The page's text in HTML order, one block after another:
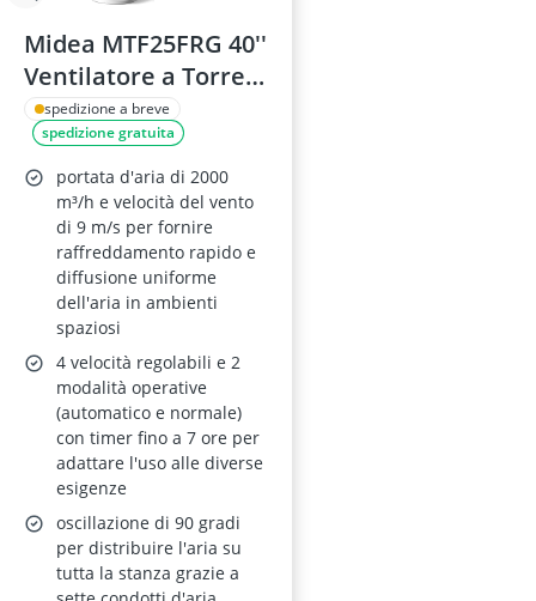
Midea MTF25FRG 40''
Ventilatore a Torre
Silenzioso, 4
velocità,
telecomando, 90°
oscillazione,
smontabile e
lavabile, bianco
spedizione a breve
spedizione gratuita
portata d'aria di 2000
m³/h e velocità del vento
di 9 m/s per fornire
raffreddamento rapido e
diffusione uniforme
dell'aria in ambienti
spaziosi
4 velocità regolabili e 2
modalità operative
(automatico e normale)
con timer fino a 7 ore per
adattare l'uso alle diverse
esigenze
oscillazione di 90 gradi
per distribuire l'aria su
tutta la stanza grazie a